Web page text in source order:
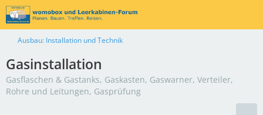
Ausbau: Installation und Technik
Gasinstallation
Gasflaschen & Gastanks, Gaskasten, Gaswarner, Verteiler,
Rohre und Leitungen, Gasprüfung